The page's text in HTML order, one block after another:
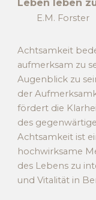
Leben leben
E.M. Forster
Achtsamkeit
aufmerksam zu
Augenblick zu
der
fördert die
des
Achtsamkeit ist
hochwirksame
des Lebens zu
und Vitalität in